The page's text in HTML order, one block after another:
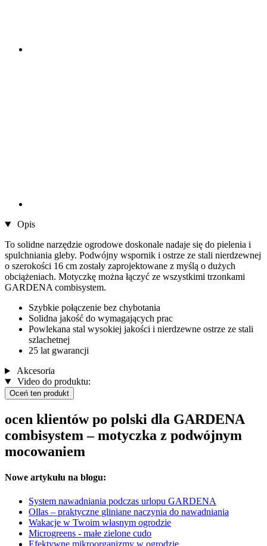
Opis
To solidne narzędzie ogrodowe doskonale nadaje się do pielenia i
spulchniania gleby. Podwójny wspornik i ostrze ze stali nierdzewnej
o szerokości 16 cm zostały zaprojektowane z myślą o dużych
obciążeniach. Motyczkę można łączyć ze wszystkimi trzonkami
GARDENA combisystem.
Szybkie połączenie bez chybotania
Solidna jakość do wymagających prac
Powlekana stal wysokiej jakości i nierdzewne ostrze ze stali
szlachetnej
25 lat gwarancji
Akcesoria
Video do produktu:
Oceń ten produkt
ocen klientów po polski dla GARDENA
combisystem – motyczka z podwójnym
mocowaniem
Nowe artykułu na blogu:
System nawadniania podczas urlopu GARDENA
Ollas – praktyczne gliniane naczynia do nawadniania
Wakacje w Twoim własnym ogrodzie
Microgreens - małe zielone cudo
Efektywne mikroorganizmy w ogrodzie